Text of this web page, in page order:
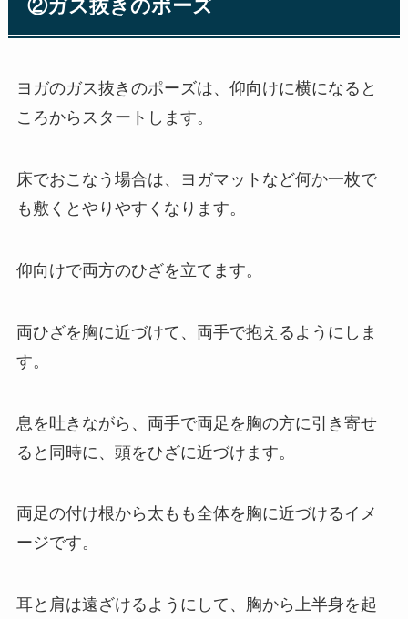
②ガス抜きのポーズ
ヨガのガス抜きのポーズは、仰向けに横になると
ころからスタートします。
床でおこなう場合は、ヨガマットなど何か一枚で
も敷くとやりやすくなります。
仰向けで両方のひざを立てます。
両ひざを胸に近づけて、両手で抱えるようにしま
す。
息を吐きながら、両手で両足を胸の方に引き寄せ
ると同時に、頭をひざに近づけます。
両足の付け根から太もも全体を胸に近づけるイメ
ージです。
耳と肩は遠ざけるようにして、胸から上半身を起